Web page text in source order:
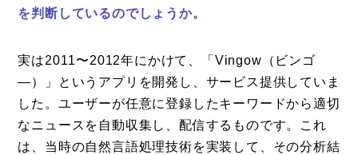
を判断しているのでしょうか。
実は2011〜2012年にかけて、「Vingow（ビンゴ
―）」というアプリを開発し、サービス提供していま
した。ユーザーが任意に登録したキーワードから適切
なニュースを自動収集し、配信するものです。これ
は、当時の自然言語処理技術を実装して、その分析結